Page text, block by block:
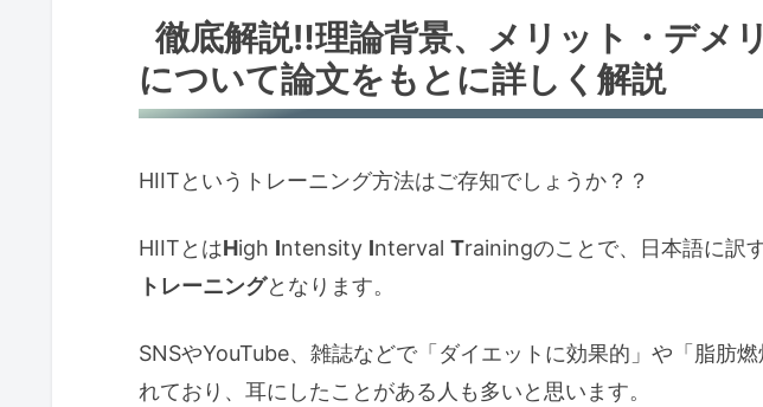
徹底解説‼理論背景、メリット・デメ
について論文をもとに詳しく解説
HIITというトレーニング方法はご存知でしょうか？？
HIITとはHigh Intensity Interval Trainingのことで、日本語に訳
トレーニングとなります。
SNSやYouTube、雑誌などで「ダイエットに効果的」や「脂肪
れており、耳にしたことがある人も多いと思います。